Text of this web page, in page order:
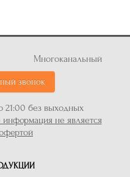
Многоканальный
звонок
21:00 без выходных
информация не является